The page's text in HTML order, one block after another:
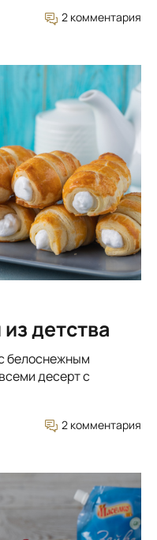
2 комментария
детства
белоснежным
десерт с
2 комментария